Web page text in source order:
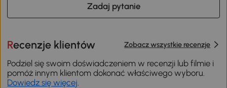
Zadaj pytanie
Recenzje klientów Zobacz wszystkie recenzje
Podziel się swoim doświadczeniem w recenzji lub filmie i
pomóż innym klientom dokonać właściwego wyboru.
Dowiedz się więcej